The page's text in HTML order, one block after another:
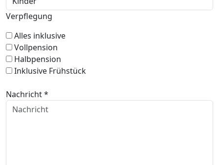
Verpflegung
Alles inklusive
Vollpension
Halbpension
Inklusive Frühstück
Nachricht *